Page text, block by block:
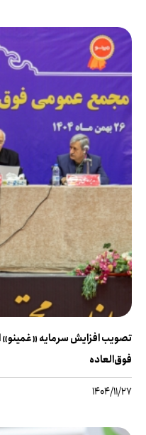
تصویب افزایش سرمایه
فوق‌العاده
1404/11/27